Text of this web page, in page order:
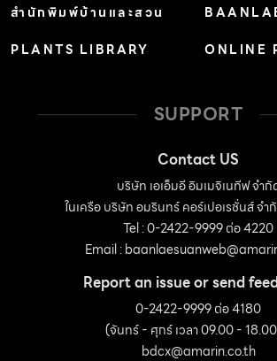
สำนักพิมพ์บ้านและสวน
PLANTS LIBRARY
ONLINE
SUPPORT
Contact US
บริษัท เอเอ็มอี อิมเมจิเนทีฟ จำกั
ในเครือ บริษัท อมรินทร์ คอร์เปอเรชั่นส์ จ
Tel : 0-2422-9999 ต่อ 4220
Email :
Report an issue or send
0-2422-9999 ต่อ 4180
(จันทร์ - ศุกร์ เวลา 09.00 -
bdcx@amarin.co.th